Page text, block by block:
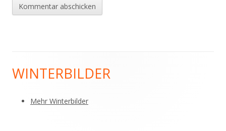
Haupt-
Seitenleiste
WINTERBILDER
Mehr Winterbilder